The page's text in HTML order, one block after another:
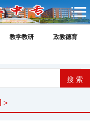
教学教研 政教德育
>